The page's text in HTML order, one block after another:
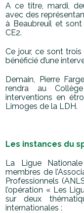
A ce titre, mardi,
avec des
à Beaubreuil et
CE2.
Ce jour, ce sont
bénéficié d’une
Demain, Pierre
rendra au
interventions en
Limoges de la LDH.
Les instances du
La Ligue
membres de
Professionnels
l’opération « Les
sur deux
internationales :